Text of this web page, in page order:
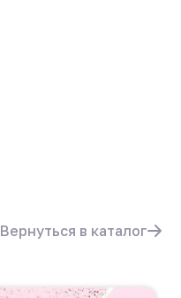
Вернуться в каталог